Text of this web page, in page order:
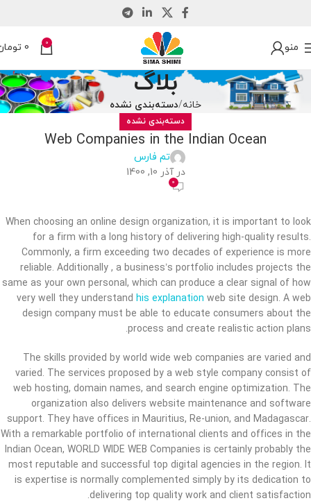
منو 0
0
بلاگ
خانه دسته‌بندی نشده
دسته‌بندی نشده
Web Companies in the Indian Ocean
تم فارس
در آذر 10, 1400
0
When choosing an online design organization, it is important to look
for a firm with a long history of delivering high-quality results.
Commonly, a firm exceeding two decades of experience is more
reliable. Additionally , a business’s portfolio includes projects the
same as your own personal, which can produce a clear signal of how
very well they understand his explanation web site design. A web
design company must be able to educate consumers about the
process and create realistic action plans.
The skills provided by world wide web companies are varied and
varied. The services proposed by a web style company consist of
web hosting, domain names, and search engine optimization. The
organization also delivers website maintenance and software
support. They have offices in Mauritius, Re-union, and Madagascar.
With a remarkable portfolio of international clients and offices in the
Indian Ocean, WORLD WIDE WEB Companies is certainly probably the
most reputable and successful top digital agencies in the region. It
is expertise is normally complemented simply by its dedication to
delivering top quality work and client satisfaction.